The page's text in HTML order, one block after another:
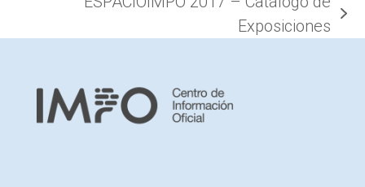
Exposiciones